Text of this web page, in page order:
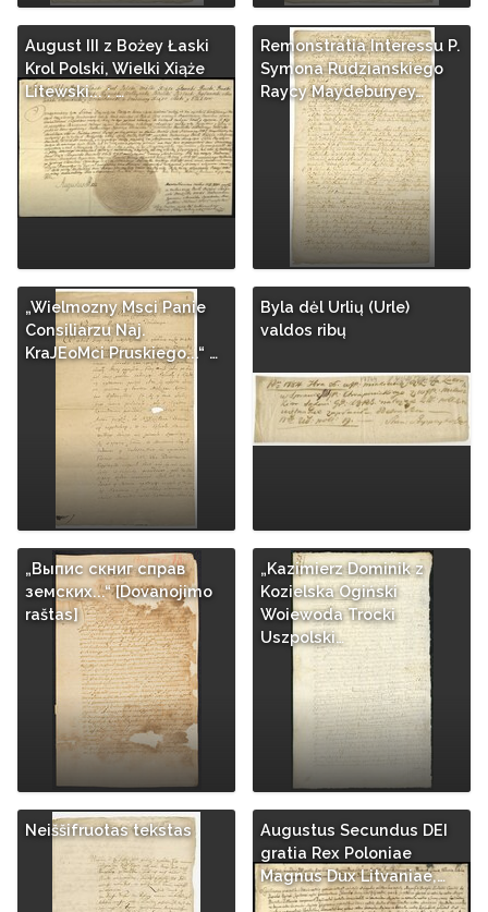
August III z Bożey Łaski
Krol Polski, Wielki Xiąże
Litewski... : …
Remonstratia Interessu P.
Symona Rudzianskiego
Raycy Maydeburyey…
„Wielmozny Msci Panie
Consiliarzu Naj.
KraJEoMci Pruskiego...“ …
Byla dėl Urlių (Urle)
valdos ribų
„Выпис скниг справ
земских...“ [Dovanojimo
raštas]
„Kazimierz Dominik z
Kozielska Ogiński
Woiewoda Trocki
Uszpolski…
Neiššifruotas tekstas
Augustus Secundus DEI
gratia Rex Poloniae
Magnus Dux Litvaniae,…